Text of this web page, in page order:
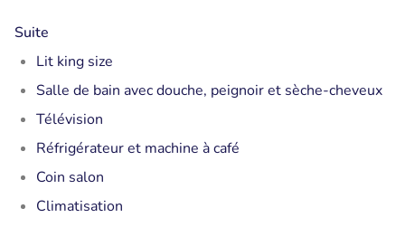
Suite
Lit king size
Salle de bain avec douche, peignoir et sèche-cheveux
Télévision
Réfrigérateur et machine à café
Coin salon
Climatisation